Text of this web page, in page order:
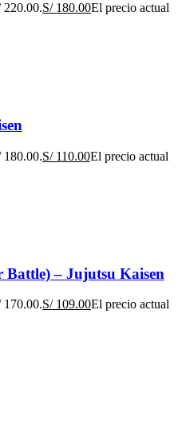
220.00.S/180.00El precio actual
180.00.S/110.00El precio actual
– Jujutsu Kaisen
170.00.S/109.00El precio actual